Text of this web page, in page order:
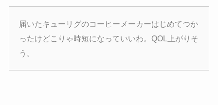
届いたキューリグのコーヒーメーカーはじめてつか
ったけどこりゃ時短になっていいわ。QOL上がりそ
う。